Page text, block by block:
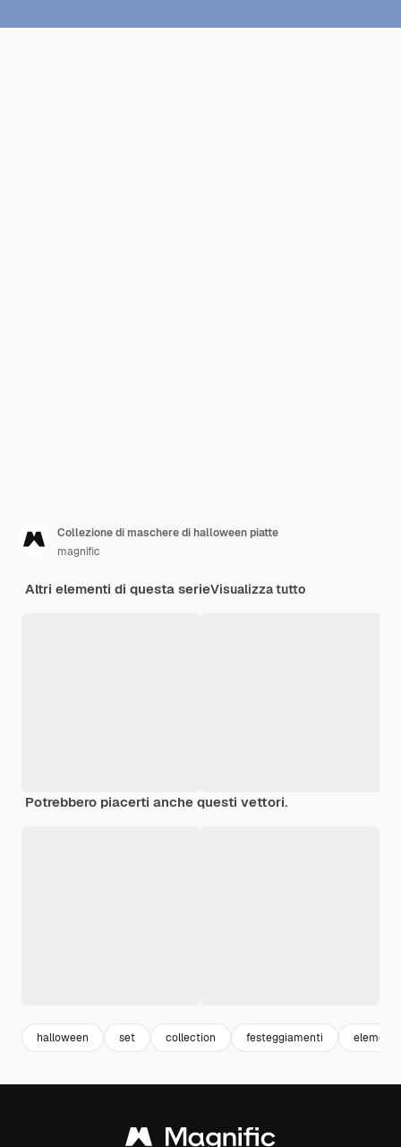
Collezione di maschere di halloween piatte
magnific
Altri elementi di questa serieVisualizza tutto
Potrebbero piacerti anche questi vettori.
halloween set collection festeggiamenti elementi